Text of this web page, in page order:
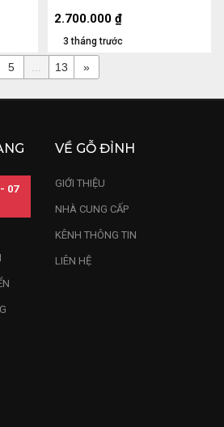
3 tháng trước
2.700.000 ₫
5 13 »
07
VỀ GỖ ĐỈNH
GIỚI THIỆU
NHÀ CUNG CẤP
KÊNH THÔNG TIN
LIÊN HỆ